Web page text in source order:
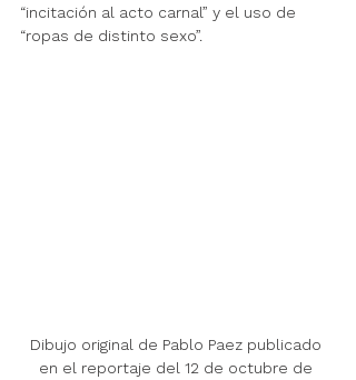
“incitación al acto carnal” y el uso de
“ropas de distinto sexo”.
Dibujo original de Pablo Paez publicado
en el reportaje del 12 de octubre de